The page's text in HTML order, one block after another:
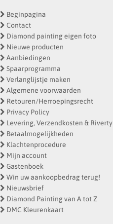
Beginpagina
Contact
Diamond painting eigen foto
Nieuwe producten
Aanbiedingen
Spaarprogramma
Verlanglijstje maken
Algemene voorwaarden
Retouren/Herroepingsrecht
Privacy Policy
Levering, Verzendkosten & Riverty
Betaalmogelijkheden
Klachtenprocedure
Mijn account
Gastenboek
Win uw aankoopbedrag terug!
Nieuwsbrief
Diamond Painting van A tot Z
DMC Kleurenkaart